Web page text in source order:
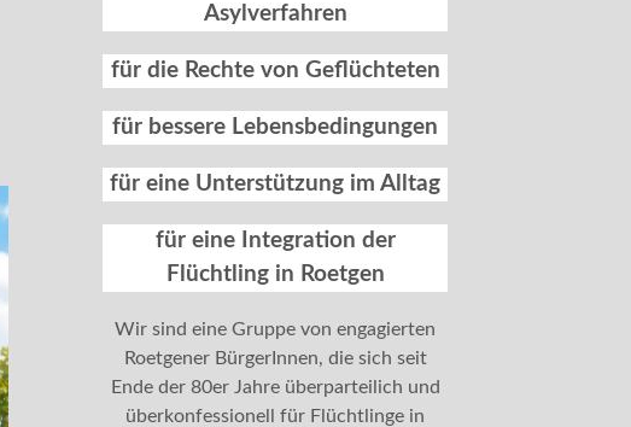
Asylverfahren
für die Rechte von Geflüchteten
für bessere Lebensbedingungen
für eine Unterstützung im Alltag
für eine Integration der
Flüchtling in Roetgen
Wir sind eine Gruppe von engagierten
Roetgener BürgerInnen, die sich seit
Ende der 80er Jahre überparteilich und
überkonfessionell für Flüchtlinge in